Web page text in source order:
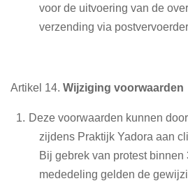
voor de uitvoering van de
verzending via
Artikel 14. Wijziging voorwaarden
Deze voorwaarden kunnen
zijdens Praktijk Yadora aan
Bij gebrek van protest binnen
mededeling gelden de